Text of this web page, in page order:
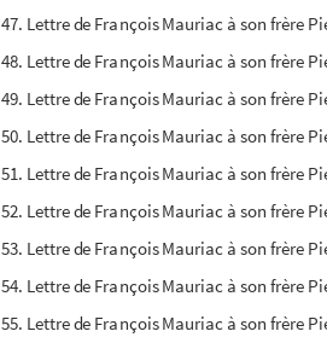
47. Lettre de François Mauriac à son frère
48. Lettre de François Mauriac à son frère
49. Lettre de François Mauriac à son frère
50. Lettre de François Mauriac à son frère
51. Lettre de François Mauriac à son frère
52. Lettre de François Mauriac à son frère
53. Lettre de François Mauriac à son frère
54. Lettre de François Mauriac à son frère
55. Lettre de François Mauriac à son frère